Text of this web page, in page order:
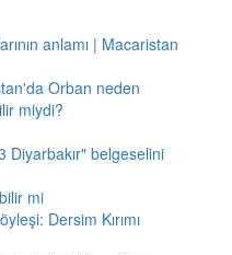
anlamı | Macaristan
Orban neden
miydi?
Diyarbakır" belgeselini
mi
Dersim Kırımı